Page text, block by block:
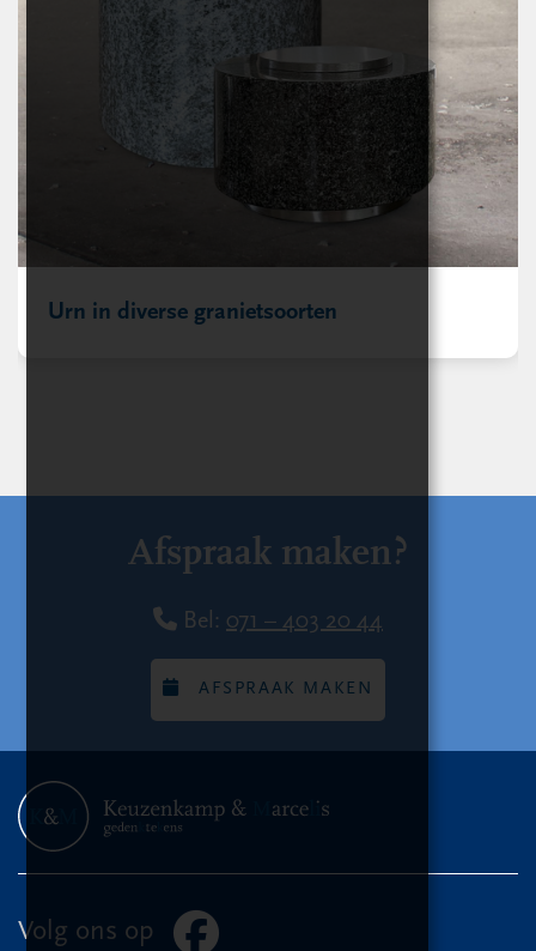
Urn in diverse granietsoorten
Afspraak maken?
Bel: 071 – 403 20 44
AFSPRAAK MAKEN
Volg ons op